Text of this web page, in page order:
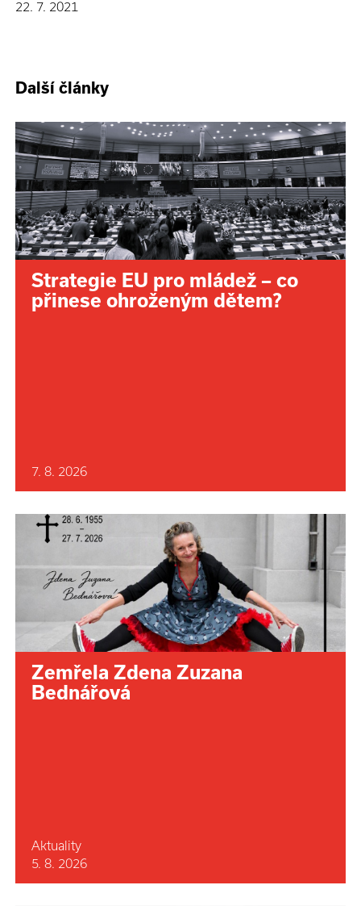
22. 7. 2021
Další články
Strategie EU pro mládež – co
přinese ohroženým dětem?
7. 8. 2026
Zemřela Zdena Zuzana
Bednářová
Aktuality
5. 8. 2026